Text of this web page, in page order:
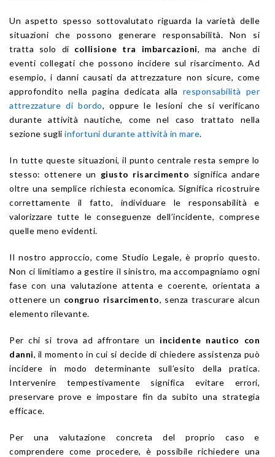
Un aspetto spesso sottovalutato riguarda la varietà delle
situazioni che possono generare responsabilità. Non si
tratta solo di collisione tra imbarcazioni, ma anche di
eventi collegati che possono incidere sul risarcimento. Ad
esempio, i danni causati da attrezzature non sicure, come
approfondito nella pagina dedicata alla responsabilità per
attrezzature di bordo, oppure le lesioni che si verificano
durante attività nautiche, come nel caso trattato nella
sezione sugli infortuni durante attività in mare.
In tutte queste situazioni, il punto centrale resta sempre lo
stesso: ottenere un giusto risarcimento significa andare
oltre una semplice richiesta economica. Significa ricostruire
correttamente il fatto, individuare le responsabilità e
valorizzare tutte le conseguenze dell’incidente, comprese
quelle meno evidenti.
Il nostro approccio, come Studio Legale, è proprio questo.
Non ci limitiamo a gestire il sinistro, ma accompagniamo ogni
fase con una valutazione attenta e coerente, orientata a
ottenere un congruo risarcimento, senza trascurare alcun
elemento rilevante.
Per chi si trova ad affrontare un incidente nautico con
danni, il momento in cui si decide di chiedere assistenza può
incidere in modo determinante sull’esito della pratica.
Intervenire tempestivamente significa evitare errori,
preservare prove e impostare fin da subito una strategia
efficace.
Per una valutazione concreta del proprio caso e
comprendere come procedere, è possibile richiedere una